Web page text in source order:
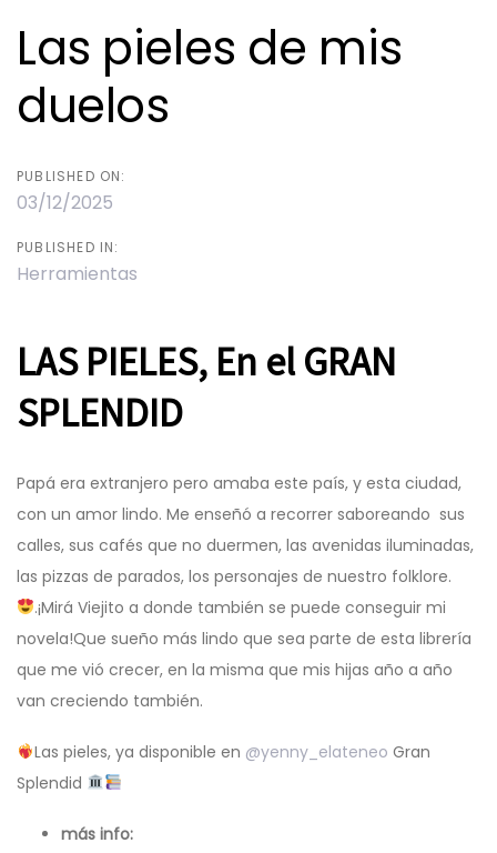
Las pieles de mis
duelos
PUBLISHED ON:
03/12/2025
PUBLISHED IN:
Herramientas
LAS PIELES, En el GRAN
SPLENDID
Papá era extranjero pero amaba este país, y esta ciudad,
con un amor lindo. Me enseñó a recorrer saboreando sus
calles, sus cafés que no duermen, las avenidas iluminadas,
las pizzas de parados, los personajes de nuestro folklore.
.¡Mirá Viejito a donde también se puede conseguir mi
novela!Que sueño más lindo que sea parte de esta librería
que me vió crecer, en la misma que mis hijas año a año
van creciendo también.
Las pieles, ya disponible en @yenny_elateneo Gran
Splendid
más info: